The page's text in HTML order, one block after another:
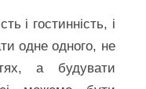
і гостинність, і
одне одного, не
а будувати